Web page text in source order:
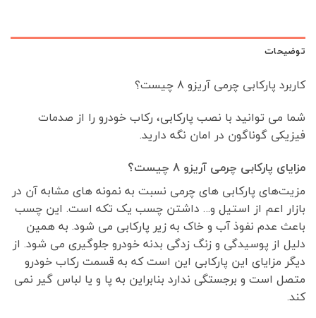
توضیحات
کاربرد پارکابی چرمی آریزو 8 چیست؟
شما می توانید با نصب پارکابی، رکاب خودرو را از صدمات
فیزیکی گوناگون در امان نگه دارید.
مزایای پارکابی چرمی آریزو 8 چیست؟
مزیت‌های پارکابی های چرمی نسبت به نمونه های مشابه آن در
بازار اعم از استیل و… داشتن چسب یک تکه است. این چسب
باعث عدم نفوذ آب و خاک به زیر پارکابی می شود. به همین
دلیل از پوسیدگی و زنگ زدگی بدنه خودرو جلوگیری می شود. از
دیگر مزایای این پارکابی این است که به قسمت رکاب خودرو
متصل است و برجستگی ندارد بنابراین به پا و یا لباس گیر نمی
کند.